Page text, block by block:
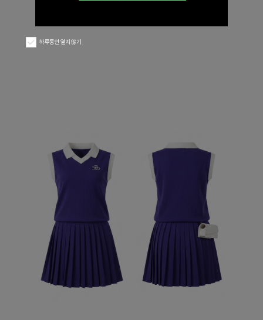
하루동안 열지 않기